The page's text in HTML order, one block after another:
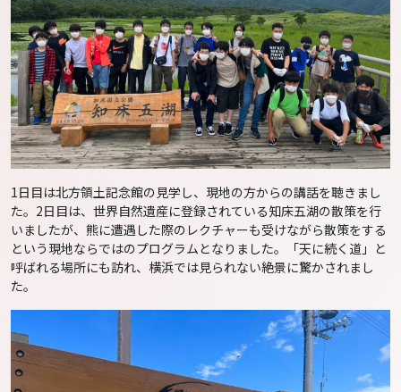
1日目は北方領土記念館の見学し、現地の方からの講話を聴きまし
た。2日目は、世界自然遺産に登録されている知床五湖の散策を行
いましたが、熊に遭遇した際のレクチャーも受けながら散策をする
という現地ならではのプログラムとなりました。「天に続く道」と
呼ばれる場所にも訪れ、横浜では見られない絶景に驚かされまし
た。